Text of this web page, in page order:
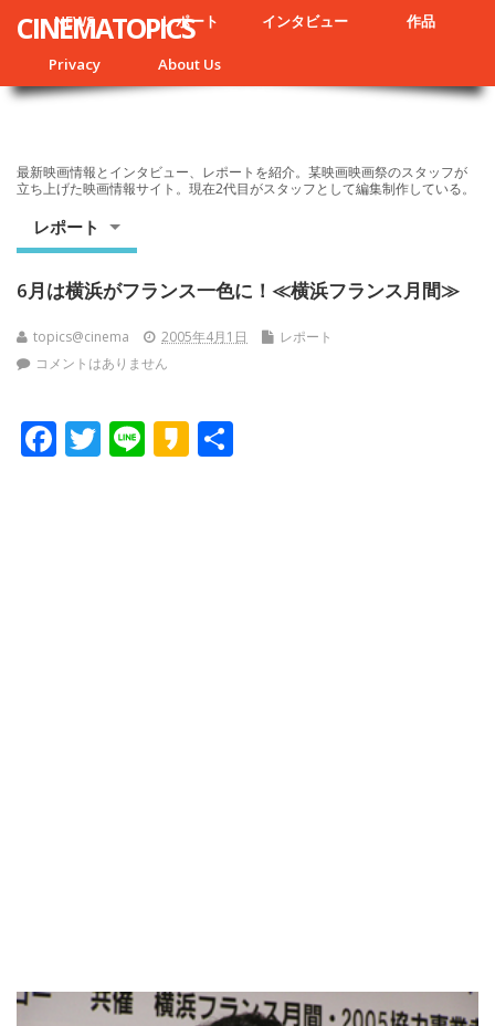
NEWS レポート インタビュー 作品
Privacy About Us
CINEMATOPICS
最新映画情報とインタビュー、レポートを紹介。某映画映画祭のスタッフが
立ち上げた映画情報サイト。現在2代目がスタッフとして編集制作している。
レポート
6月は横浜がフランス一色に！≪横浜フランス月間≫
topics@cinema 2005年4月1日
レポート
コメントはありません
F T Li K